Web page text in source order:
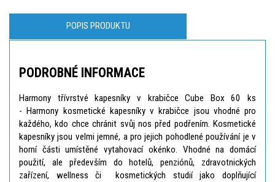
POPIS PRODUKTU
PODROBNÉ INFORMACE
Harmony třívrstvé kapesníky v krabičce Cube Box 60 ks
- Harmony kosmetické kapesníky v krabičce jsou vhodné pro
každého, kdo chce chránit svůj nos před podřením. Kosmetické
kapesníky jsou velmi jemné, a pro jejich pohodlené používání je v
horní části umístěné vytahovací okénko. Vhodné na domácí
použití, ale především do hotelů, penziónů, zdravotnických
zařízení, wellness či kosmetických studií jako doplňující